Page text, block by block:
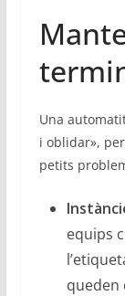
Una
i oblidar»,
petits
equips
queden